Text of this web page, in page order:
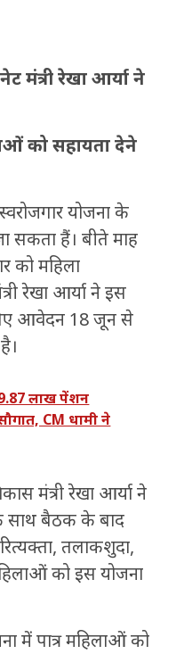
मंत्री रेखा आर्या ने
को सहायता देने
योजना के
हैं। बीते माह
को महिला
रेखा आर्या ने इस
आवेदन 18 जून से
लाख पेंशन
CM धामी ने
मंत्री रेखा आर्या ने
साथ बैठक के बाद
तलाकशुदा,
को इस योजना
में पात्र महिलाओं को